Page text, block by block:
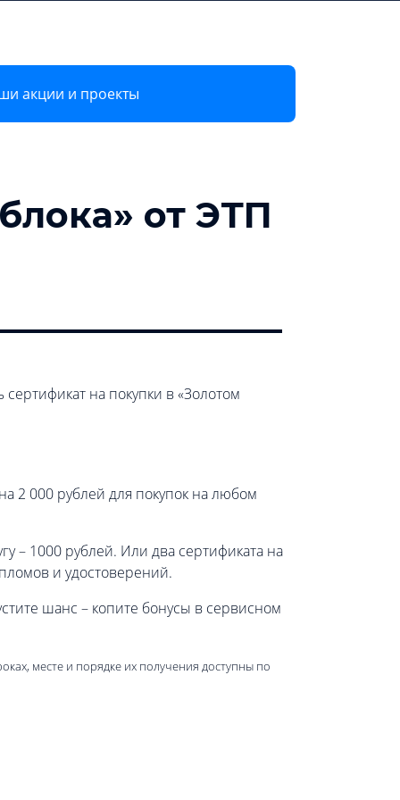
акции и проекты
от ЭТП
на покупки в «Золотом
2 000 рублей для покупок на любом
– 1000 рублей. Или два сертификата на
и удостоверений.
шанс – копите бонусы в сервисном
месте и порядке их получения доступны по